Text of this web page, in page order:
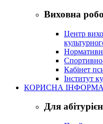
Виховна
Центр
Кабінет
Інститут
КОРИСНА
Для